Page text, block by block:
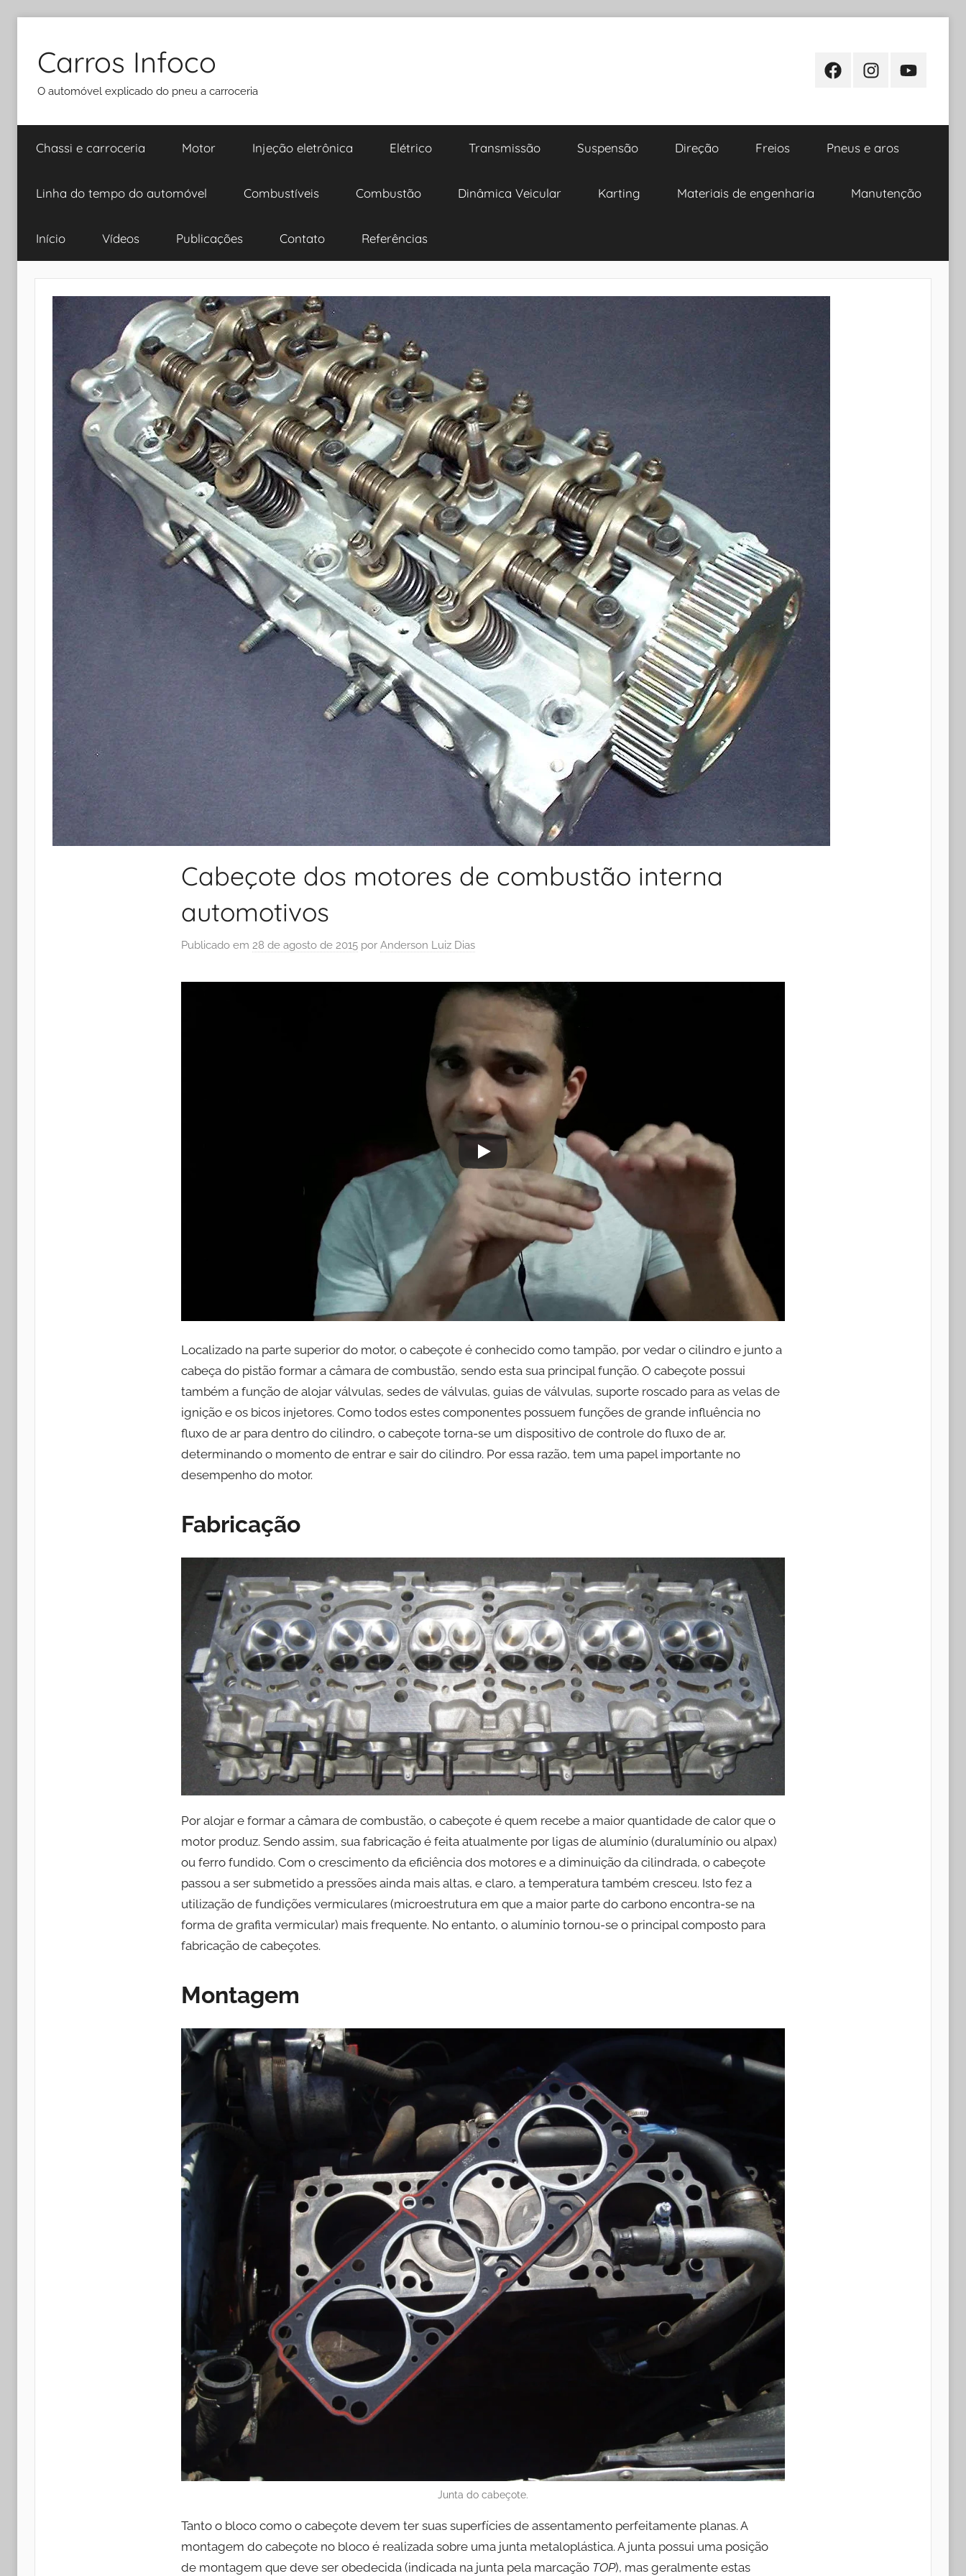
conteúdo
Carros Infoco
O automóvel explicado do pneu a carroceria
FacebookInstagramYoutube
Chassi e carroceria Motor Injeção eletrônica Elétrico Transmissão Suspensão Direção Freios Pneus e aros
Linha do tempo do automóvel Combustíveis Combustão Dinâmica Veicular Karting Materiais de engenharia Manutenção
Início Vídeos Publicações Contato Referências
Cabeçote dos motores de combustão interna
automotivos
Publicado em 28 de agosto de 2015 por Anderson Luiz Dias
Localizado na parte superior do motor, o cabeçote é conhecido como tampão, por vedar o cilindro e junto a
cabeça do pistão formar a câmara de combustão, sendo esta sua principal função. O cabeçote possui
também a função de alojar válvulas, sedes de válvulas, guias de válvulas, suporte roscado para as velas de
ignição e os bicos injetores. Como todos estes componentes possuem funções de grande influência no
fluxo de ar para dentro do cilindro, o cabeçote torna-se um dispositivo de controle do fluxo de ar,
determinando o momento de entrar e sair do cilindro. Por essa razão, tem uma papel importante no
desempenho do motor.
Fabricação
Por alojar e formar a câmara de combustão, o cabeçote é quem recebe a maior quantidade de calor que o
motor produz. Sendo assim, sua fabricação é feita atualmente por ligas de alumínio (duralumínio ou alpax)
ou ferro fundido. Com o crescimento da eficiência dos motores e a diminuição da cilindrada, o cabeçote
passou a ser submetido a pressões ainda mais altas, e claro, a temperatura também cresceu. Isto fez a
utilização de fundições vermiculares (microestrutura em que a maior parte do carbono encontra-se na
forma de grafita vermicular) mais frequente. No entanto, o alumínio tornou-se o principal composto para
fabricação de cabeçotes.
Montagem
Junta do cabeçote.
Tanto o bloco como o cabeçote devem ter suas superfícies de assentamento perfeitamente planas. A
montagem do cabeçote no bloco é realizada sobre uma junta metaloplástica. A junta possui uma posição
de montagem que deve ser obedecida (indicada na junta pela marcação TOP), mas geralmente estas